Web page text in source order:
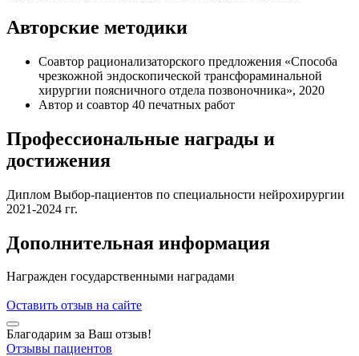
Авторские методики
Соавтор рационализаторского предложения «Способа
чрезкожной эндоскопической трансфораминальной
хирургии поясничного отдела позвоночника», 2020
Автор и соавтор 40 печатных работ
Профессиональные награды и
достижения
Диплом Выбор-пациентов по специальности нейрохирургии
2021-2024 гг.
Дополнительная информация
Награжден государственными наградами
Оставить отзыв на сайте
Благодарим за Ваш отзыв!
Отзывы пациентов